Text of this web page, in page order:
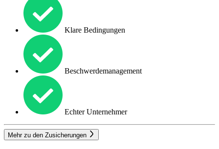
Klare Bedingungen
Beschwerdemanagement
Echter Unternehmer
Mehr zu den Zusicherungen